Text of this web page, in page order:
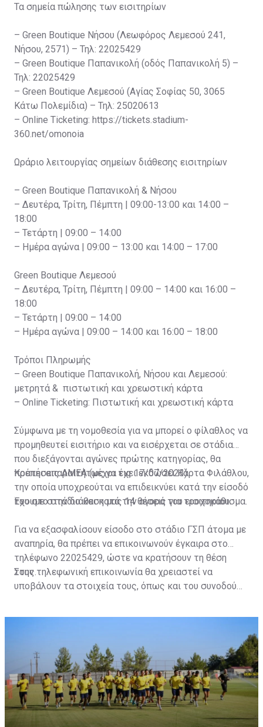
Τα σημεία πώλησης των εισιτηρίων
– Green Boutique Νήσου (Λεωφόρος Λεμεσού 241,
Νήσου, 2571) – Τηλ: 22025429
– Green Boutique Παπανικολή (οδός Παπανικολή 5) –
Τηλ: 22025429
– Green Boutique Λεμεσού (Αγίας Σοφίας 50, 3065
Κάτω Πολεμίδια) – Τηλ: 25020613
– Online Ticketing: https://tickets.stadium-
360.net/omonoia
Ωράριο λειτουργίας σημείων διάθεσης εισιτηρίων
– Green Boutique Παπανικολή & Νήσου
– Δευτέρα, Τρίτη, Πέμπτη | 09:00-13:00 και 14:00 –
18:00
– Τετάρτη | 09:00 – 14:00
– Ημέρα αγώνα | 09:00 – 13:00 και 14:00 – 17:00
Green Boutique Λεμεσού
– Δευτέρα, Τρίτη, Πέμπτη | 09:00 – 14:00 και 16:00 –
18:00
– Τετάρτη | 09:00 – 14:00
– Ημέρα αγώνα | 09:00 – 14:00 και 16:00 – 18:00
Τρόποι Πληρωμής
– Green Boutique Παπανικολή, Νήσου και Λεμεσού:
μετρητά & πιστωτική και χρεωστική κάρτα
– Online Ticketing: Πιστωτική και χρεωστική κάρτα
Σύμφωνα με τη νομοθεσία για να μπορεί ο φίλαθλος να
προμηθευτεί εισιτήριο και να εισέρχεται σε στάδια
που διεξάγονται αγώνες πρώτης κατηγορίας, θα
πρέπει απαραιτήτως να έχει εκδώσει Κάρτα Φιλάθλου,
την οποία υποχρεούται να επιδεικνύει κατά την είσοδό
του στο στάδιο και κατά την αγορά του εισιτηρίου.
Κρατήσεις ΑΜΕΑ (μέχρι τις 17/07/2023)
Έχουμε στην διάθεση μας 14 θέσεις για τροχοκάθισμα.
Για να εξασφαλίσουν είσοδο στο στάδιο ΓΣΠ άτομα με
αναπηρία, θα πρέπει να επικοινωνούν έγκαιρα στο
τηλέφωνο 22025429, ώστε να κρατήσουν τη θέση
τους.
Στην τηλεφωνική επικοινωνία θα χρειαστεί να
υποβάλουν τα στοιχεία τους, όπως και του συνοδού